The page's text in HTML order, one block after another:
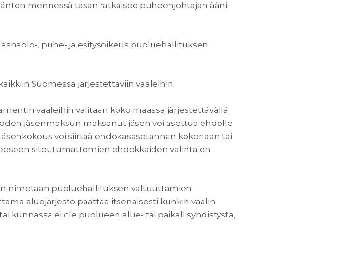
mennessä tasan ratkaisee puheenjohtajan ääni.
, puhe- ja esitysoikeus puoluehallituksen
Suomessa järjestettäviin vaaleihin.
vaaleihin valitaan koko maassa järjestettävällä
jäsenmaksun maksanut jäsen voi asettua ehdolle
voi siirtää ehdokasasetannan kokonaan tai
sitoutumattomien ehdokkaiden valinta on
nimetään puoluehallituksen valtuuttamien
aluejärjestö päättää itsenäisesti kunkin vaalin
kunnassa ei ole puolueen alue- tai paikallisyhdistystä,